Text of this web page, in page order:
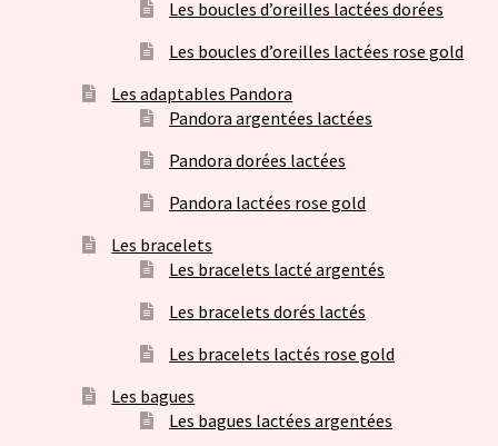
Les boucles d’oreilles lactées dorées
Les boucles d’oreilles lactées rose gold
Les adaptables Pandora
Pandora argentées lactées
Pandora dorées lactées
Pandora lactées rose gold
Les bracelets
Les bracelets lacté argentés
Les bracelets dorés lactés
Les bracelets lactés rose gold
Les bagues
Les bagues lactées argentées